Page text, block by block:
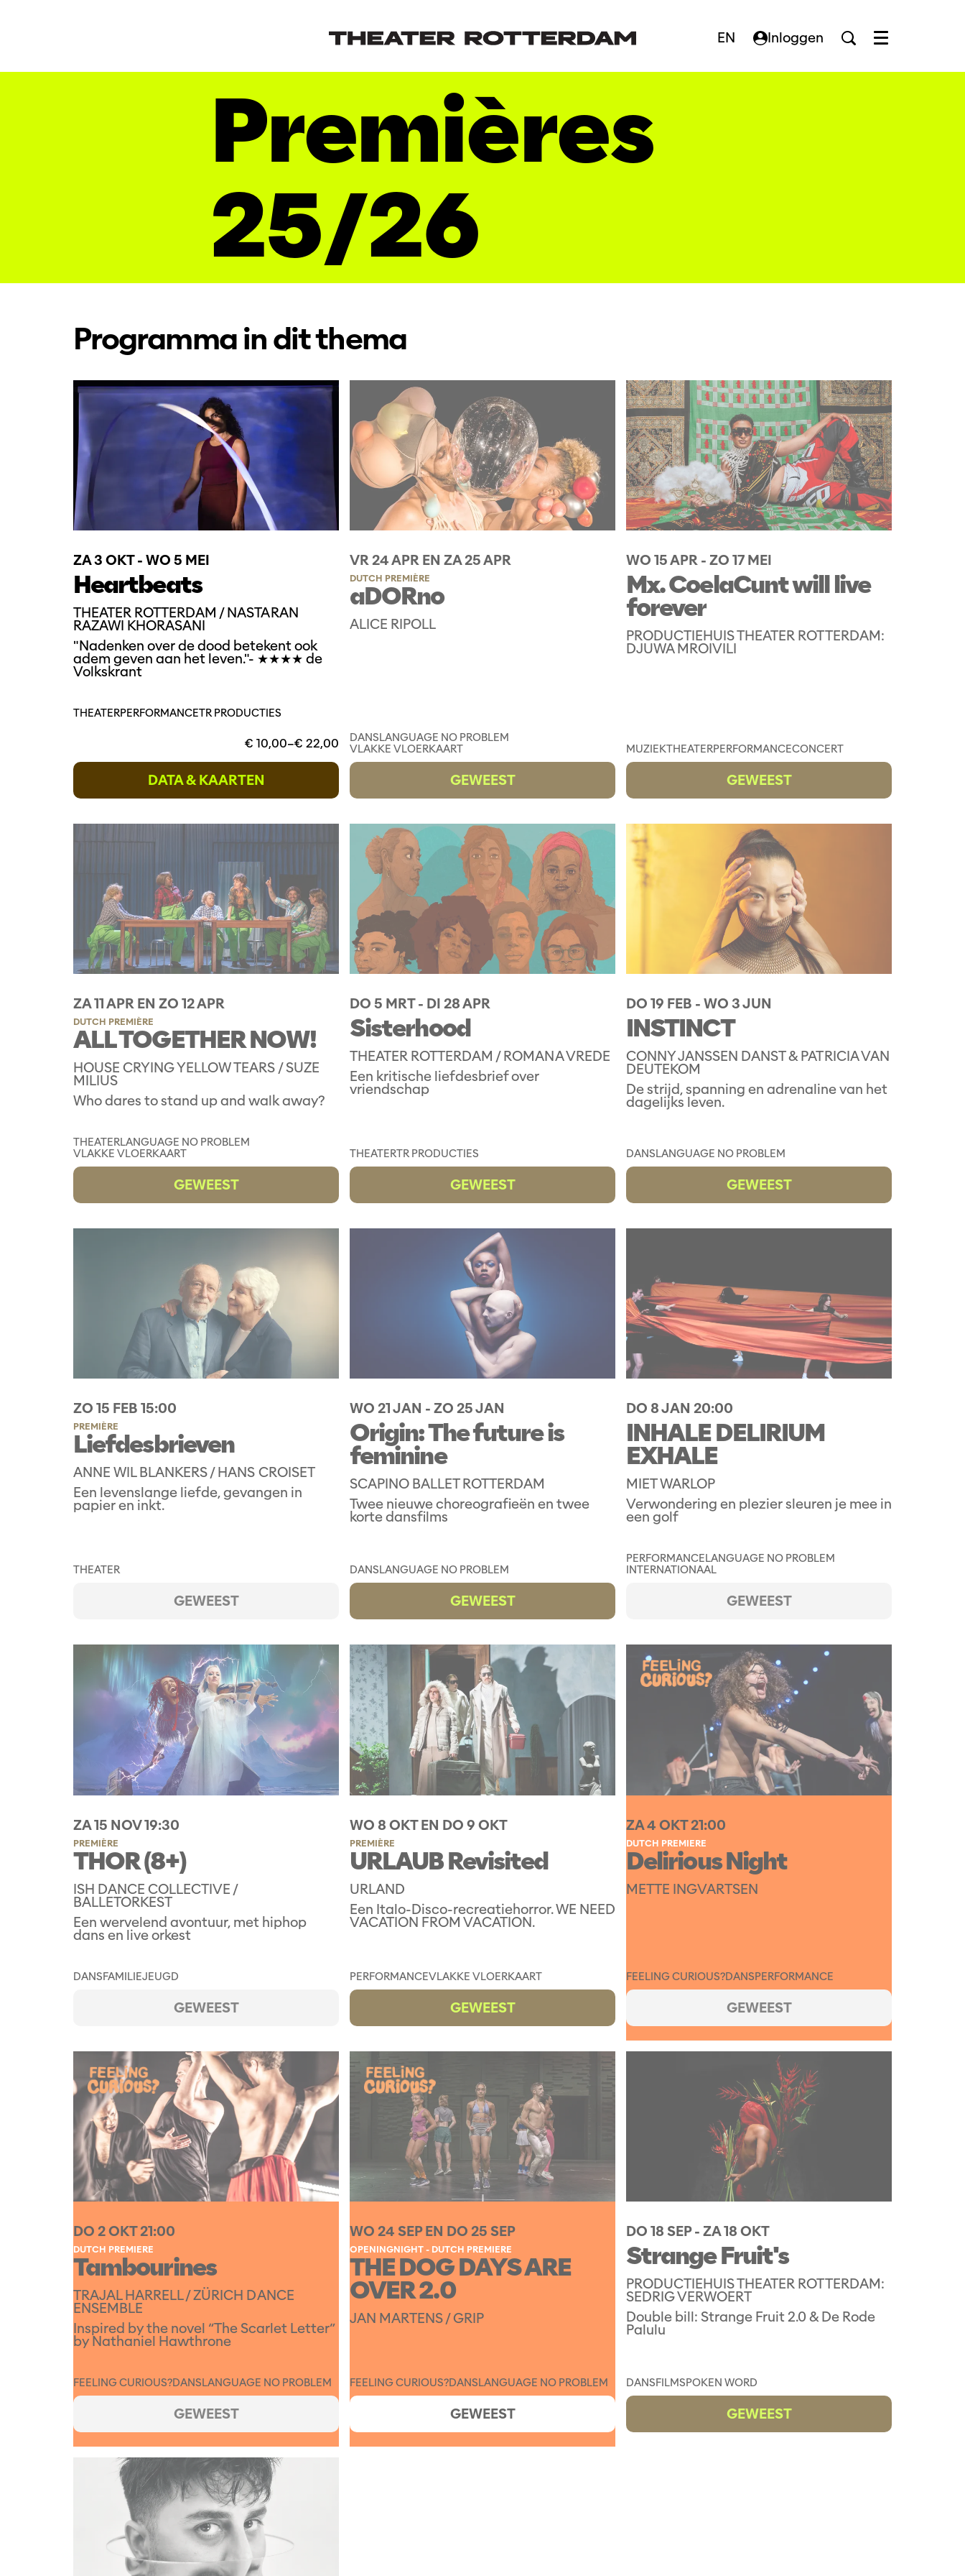
EN Inloggen Menu
Premières
25/26
Programma in dit thema
Heartbeats
THEATER ROTTERDAM / NASTARAN
RAZAWI KHORASANI
ZA 3 OKT- WO 5 MEI
"Nadenken over de dood betekent ook
adem geven aan het leven."- ★★★★ de
Volkskrant
THEATERPERFORMANCETR PRODUCTIES
€ 10,00–€ 22,00
DATA & KAARTEN
aDORno
ALICE RIPOLL
DUTCH PREMIÈRE
VR 24 APR EN ZA 25 APR
DANSLANGUAGE NO PROBLEM
VLAKKE VLOERKAART
GEWEEST
Mx. CoelaCunt will live
forever
PRODUCTIEHUIS THEATER ROTTERDAM:
DJUWA MROIVILI
WO 15 APR - ZO 17 MEI
MUZIEKTHEATERPERFORMANCECONCERT
GEWEEST
ALL TOGETHER NOW!
HOUSE CRYING YELLOW TEARS / SUZE
MILIUS
DUTCH PREMIÈRE
ZA 11 APR EN ZO 12 APR
Who dares to stand up and walk away?
THEATERLANGUAGE NO PROBLEM
VLAKKE VLOERKAART
GEWEEST
Sisterhood
THEATER ROTTERDAM / ROMANA VREDE
DO 5 MRT- DI 28 APR
Een kritische liefdesbrief over
vriendschap
THEATERTR PRODUCTIES
GEWEEST
INSTINCT
CONNY JANSSEN DANST & PATRICIA VAN
DEUTEKOM
DO 19 FEB - WO 3 JUN
De strijd, spanning en adrenaline van het
dagelijks leven.
DANSLANGUAGE NO PROBLEM
GEWEEST
Liefdesbrieven
ANNE WIL BLANKERS / HANS CROISET
PREMIÈRE
ZO 15 FEB 15:00
Een levenslange liefde, gevangen in
papier en inkt.
THEATER
GEWEEST
Origin: The future is
feminine
SCAPINO BALLET ROTTERDAM
WO 21 JAN - ZO 25 JAN
Twee nieuwe choreografieën en twee
korte dansfilms
DANSLANGUAGE NO PROBLEM
GEWEEST
INHALE DELIRIUM
EXHALE
MIET WARLOP
DO 8 JAN 20:00
Verwondering en plezier sleuren je mee in
een golf
PERFORMANCELANGUAGE NO PROBLEM
INTERNATIONAAL
GEWEEST
THOR (8+)
ISH DANCE COLLECTIVE /
BALLETORKEST
PREMIÈRE
ZA 15 NOV19:30
Een wervelend avontuur, met hiphop
dans en live orkest
DANSFAMILIEJEUGD
GEWEEST
URLAUB Revisited
URLAND
PREMIÈRE
WO 8 OKTEN DO 9 OKT
Een Italo-Disco-recreatiehorror. WE NEED
VACATION FROM VACATION.
PERFORMANCEVLAKKE VLOERKAART
GEWEEST
Delirious Night
METTE INGVARTSEN
DUTCH PREMIERE
ZA 4 OKT21:00
FEELING CURIOUS?DANSPERFORMANCE
GEWEEST
Tambourines
TRAJAL HARRELL / ZÜRICH DANCE
ENSEMBLE
DUTCH PREMIERE
DO 2 OKT21:00
Inspired by the novel “The Scarlet Letter”
by Nathaniel Hawthrone
FEELING CURIOUS?DANSLANGUAGE NO PROBLEM
GEWEEST
THE DOG DAYS ARE
OVER 2.0
JAN MARTENS / GRIP
OPENINGNIGHT - DUTCH PREMIERE
WO 24 SEPEN DO 25 SEP
FEELING CURIOUS?DANSLANGUAGE NO PROBLEM
GEWEEST
Strange Fruit's
PRODUCTIEHUIS THEATER ROTTERDAM:
SEDRIG VERWOERT
DO 18 SEP- ZA 18 OKT
Double bill: Strange Fruit 2.0 & De Rode
Palulu
DANSFILMSPOKEN WORD
GEWEEST